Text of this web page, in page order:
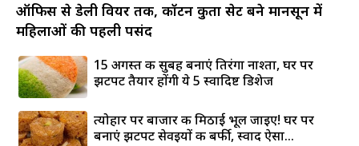
ऑफिस से डेली वियर तक, कॉटन कुर्ता सेट बने मानसून में
महिलाओं की पहली पसंद
15 अगस्त की सुबह बनाएं तिरंगा नाश्ता, घर पर
झटपट तैयार होंगी ये 5 स्वादिष्ट डिशेज
त्योहार पर बाजार की मिठाई भूल जाइए! घर पर
बनाएं झटपट सेवइयों की बर्फी, स्वाद ऐसा...